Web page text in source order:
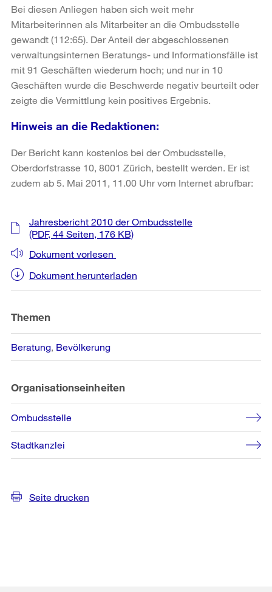
Bei diesen Anliegen haben sich weit mehr
Mitarbeiterinnen als Mitarbeiter an die Ombudsstelle
gewandt (112:65). Der Anteil der abgeschlossenen
verwaltungsinternen Beratungs- und Informationsfälle ist
mit 91 Geschäften wiederum hoch; und nur in 10
Geschäften wurde die Beschwerde negativ beurteilt oder
zeigte die Vermittlung kein positives Ergebnis.
Hinweis an die Redaktionen:
Der Bericht kann kostenlos bei der Ombudsstelle,
Oberdorfstrasse 10, 8001 Zürich, bestellt werden. Er ist
zudem ab 5. Mai 2011, 11.00 Uhr vom Internet abrufbar:
Weitere
Informationen
Jahresbericht 2010 der Ombudsstelle
(PDF, 44 Seiten, 176 KB)
Dokument vorlesen
Dokument herunterladen
Themen
Beratung Bevölkerung
Organisationseinheiten
Ombudsstelle
Stadtkanzlei
Seite drucken